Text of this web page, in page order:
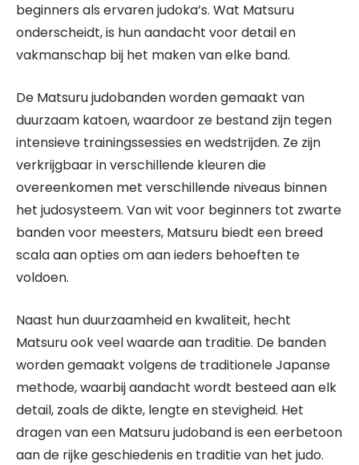
beginners als ervaren judoka’s. Wat Matsuru
onderscheidt, is hun aandacht voor detail en
vakmanschap bij het maken van elke band.
De Matsuru judobanden worden gemaakt van
duurzaam katoen, waardoor ze bestand zijn tegen
intensieve trainingssessies en wedstrijden. Ze zijn
verkrijgbaar in verschillende kleuren die
overeenkomen met verschillende niveaus binnen
het judosysteem. Van wit voor beginners tot zwarte
banden voor meesters, Matsuru biedt een breed
scala aan opties om aan ieders behoeften te
voldoen.
Naast hun duurzaamheid en kwaliteit, hecht
Matsuru ook veel waarde aan traditie. De banden
worden gemaakt volgens de traditionele Japanse
methode, waarbij aandacht wordt besteed aan elk
detail, zoals de dikte, lengte en stevigheid. Het
dragen van een Matsuru judoband is een eerbetoon
aan de rijke geschiedenis en traditie van het judo.